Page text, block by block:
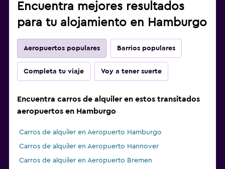
Encuentra mejores resultados
para tu alojamiento en Hamburgo
Aeropuertos populares Barrios populares
Completa tu viaje Voy a tener suerte
Encuentra carros de alquiler en estos transitados
aeropuertos en Hamburgo
Carros de alquiler en Aeropuerto Hamburgo
Carros de alquiler en Aeropuerto Hannover
Carros de alquiler en Aeropuerto Bremen